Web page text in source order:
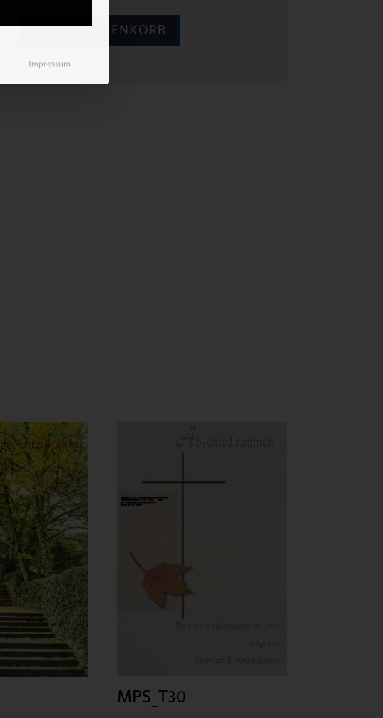
IN DEN WARENKORB
MPS_T30